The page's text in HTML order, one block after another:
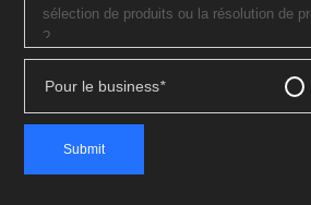
Pour le business*